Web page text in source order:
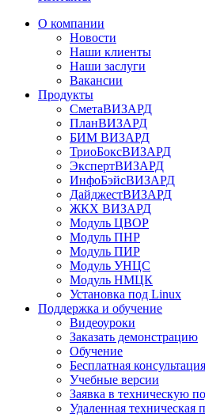
О компании
Новости
Наши клиенты
Наши заслуги
Вакансии
Продукты
СметаВИЗАРД
ПланВИЗАРД
БИМ ВИЗАРД
ТриоБоксВИЗАРД
ЭкспертВИЗАРД
ИнфоБэйсВИЗАРД
ДайджестВИЗАРД
ЖКХ ВИЗАРД
Модуль ЦВОР
Модуль ПНР
Модуль ПИР
Модуль УНЦС
Модуль НМЦК
Установка под Linux
Поддержка и обучение
Видеоуроки
Заказать демонстрацию
Обучение
Бесплатная консультация
Учебные версии
Заявка в техническую
Удаленная техническая